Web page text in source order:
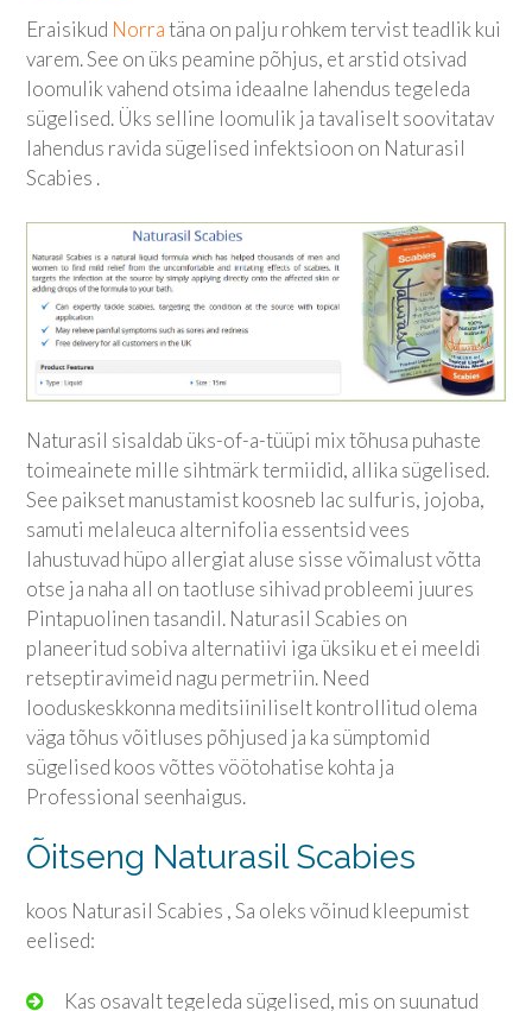
Eraisikud Norratäna on palju rohkem tervist teadlik kui
varem. See on üks peamine põhjus, et arstid otsivad
loomulik vahend otsima ideaalne lahendus tegeleda
sügelised. Üks selline loomulik ja tavaliselt soovitatav
lahendus ravida sügelised infektsioon on Naturasil
Scabies .
Naturasil sisaldab üks-of-a-tüüpi mix tõhusa puhaste
toimeainete mille sihtmärk termiidid, allika sügelised.
See paikset manustamist koosneb lac sulfuris, jojoba,
samuti melaleuca alternifolia essentsid vees
lahustuvad hüpo allergiat aluse sisse võimalust võtta
otse ja naha all on taotluse sihivad probleemi juures
Pintapuolinen tasandil. Naturasil Scabies on
planeeritud sobiva alternatiivi iga üksiku et ei meeldi
retseptiravimeid nagu permetriin. Need
looduskeskkonna meditsiiniliselt kontrollitud olema
väga tõhus võitluses põhjused ja ka sümptomid
sügelised koos võttes vöötohatise kohta ja
Professional seenhaigus.
Õitseng Naturasil Scabies
koos Naturasil Scabies , Sa oleks võinud kleepumist
eelised:
Kas osavalt tegeleda sügelised, mis on suunatud